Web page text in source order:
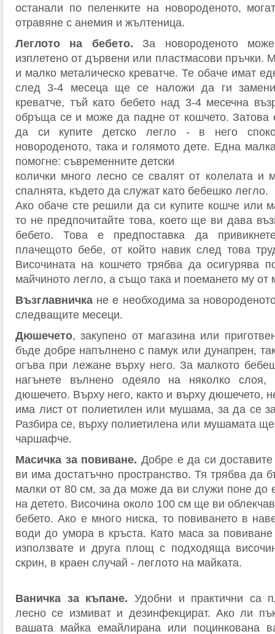
останали по пеленките на новороденото,
отравяне с анемия и жълтеница.
Леглото на бебето. За новороденото
изплетено от дървени или пластмасови пръчки.
и малко металическо креватче. Те обаче имат
след 3-4 месеца ще се наложи да ги
креватче, тъй като бебето над 3-4 месечна
обръща се и може да падне от кошчето. Затова
да си купите детско легло - в него
новороденото, така и голямото дете. Една
помогне: съвременните детски
колички много лесно се свалят от колелата и
спалнята, където да служат като бебешко легло.
Ако обаче сте решили да си купите кошче или
то не предпочитайте това, което ще ви дава
бебето. Това е предпоставка да
плачещото бебе, от който навик след това
Височината на кошчето трябва да осигурява
майчиното легло, а също така и поемането му от
Възглавничка не е необходима за
следващите месеци.
Дюшечето, закупено от магазина или
бъде добре напълнено с памук или дунапрен,
огъва при лежане върху него. За малкото
нагънете вълнено одеяло на няколко
дюшечето. Върху него, както и върху дюшечето,
има лист от полиетилен или мушама, за да се
Разбира се, върху полиетилена или мушамата ще
чаршафче.
Масичка за повиване. Добре е да си доставите
ви има достатъчно пространство. Тя трябва да
малки от 80 см, за да може да ви служи поне до
на детето. Височина около 100 см ще ви
бебето. Ако е много ниска, то повиването в
вoди до умора в кръста. Като маса за
използвате и друга площ с подходяща
скрин, в краен случай - леглото на майката.
Ваничка за къпане. Удобни и практични са
лесно се измиват и дезинфекцират. Ако ли
вашата майка емайлирана или поцинкована